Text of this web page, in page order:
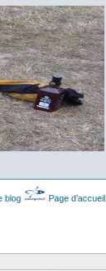
blog Page d’accueil